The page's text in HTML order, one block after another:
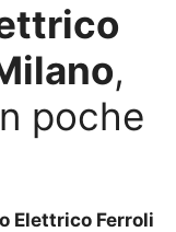
,
poche
Elettrico Ferroli